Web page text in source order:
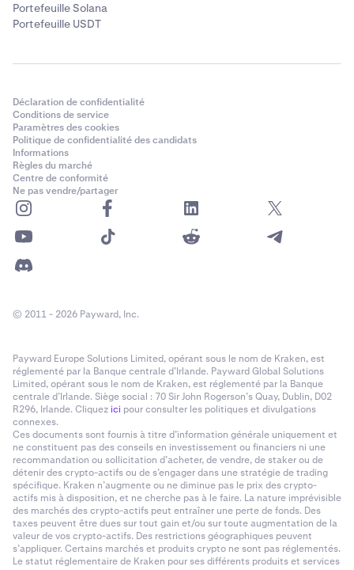
Portefeuille Solana
Portefeuille USDT
Déclaration de confidentialité
Conditions de service
Paramètres des cookies
Politique de confidentialité des candidats
Informations
Règles du marché
Centre de conformité
Ne pas vendre/partager
© 2011 - 2026 Payward, Inc.
Payward Europe Solutions Limited, opérant sous le nom de Kraken, est
réglementé par la Banque centrale d’Irlande. Payward Global Solutions
Limited, opérant sous le nom de Kraken, est réglementé par la Banque
centrale d’Irlande. Siège social : 70 Sir John Rogerson’s Quay, Dublin, D02
R296, Irlande. Cliquezici pour consulter les politiques et divulgations
connexes.
Ces documents sont fournis à titre d’information générale uniquement et
ne constituent pas des conseils en investissement ou financiers ni une
recommandation ou sollicitation d’acheter, de vendre, de staker ou de
détenir des crypto-actifs ou de s’engager dans une stratégie de trading
spécifique. Kraken n’augmente ou ne diminue pas le prix des crypto-
actifs mis à disposition, et ne cherche pas à le faire. La nature imprévisible
des marchés des crypto-actifs peut entraîner une perte de fonds. Des
taxes peuvent être dues sur tout gain et/ou sur toute augmentation de la
valeur de vos crypto-actifs. Des restrictions géographiques peuvent
s’appliquer. Certains marchés et produits crypto ne sont pas réglementés.
Le statut réglementaire de Kraken pour ses différents produits et services